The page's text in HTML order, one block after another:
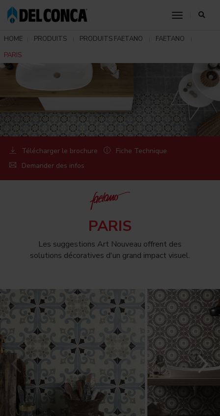
toggle
HOME PRODUITS PRODUITS FAETANO
FAETANO
PARIS
Télécharger le brochure
Fiche Technique
Demander des infos
PARIS
Les suggestions Art Nouveau offrent des
solutions décoratives d'un grand impact visuel.